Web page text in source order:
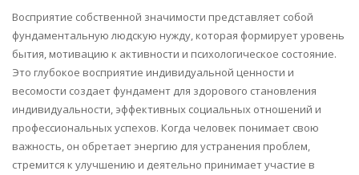
Восприятие собственной значимости представляет собой
фундаментальную людскую нужду, которая формирует уровень
бытия, мотивацию к активности и психологическое состояние.
Это глубокое восприятие индивидуальной ценности и
весомости создает фундамент для здорового становления
индивидуальности, эффективных социальных отношений и
профессиональных успехов. Когда человек понимает свою
важность, он обретает энергию для устранения проблем,
стремится к улучшению и деятельно принимает участие в